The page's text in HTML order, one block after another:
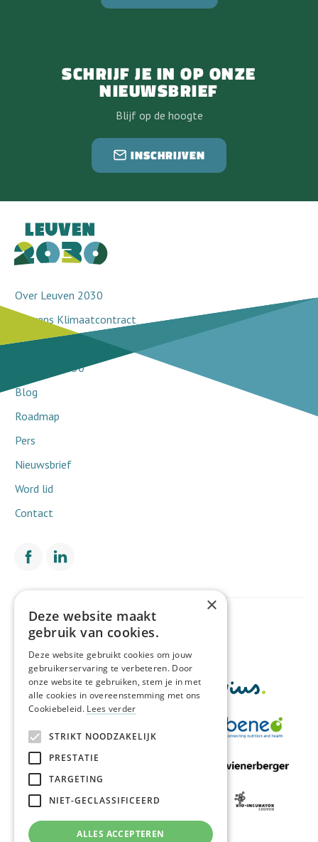
SCHRIJF JE IN OP ONZE
NIEUWSBRIEF
Blijf op de hoogte
INSCHRIJVEN
Over Leuven 2030
Leuvens Klimaatcontract
Doorbraakprojecten
Netwerk 2030
Blog
Roadmap
Pers
Nieuwsbrief
Word lid
Contact
Met de financiële steun van
×
Deze website maakt
gebruik van cookies.
Deze website gebruikt cookies om jouw
gebruikerservaring te verbeteren. Door
onze website te gebruiken, stem je in met
alle cookies in overeenstemming met ons
Cookiebeleid. Lees verder
STRIKT NOODZAKELIJK
PRESTATIE
TARGETING
NIET-GECLASSIFICEERD
ALLES ACCEPTEREN